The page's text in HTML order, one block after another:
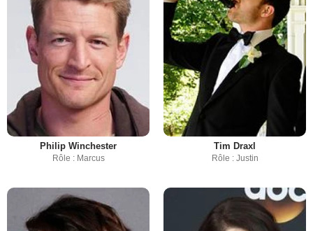
Philip Winchester
Rôle : Marcus
Tim Draxl
Rôle : Justin